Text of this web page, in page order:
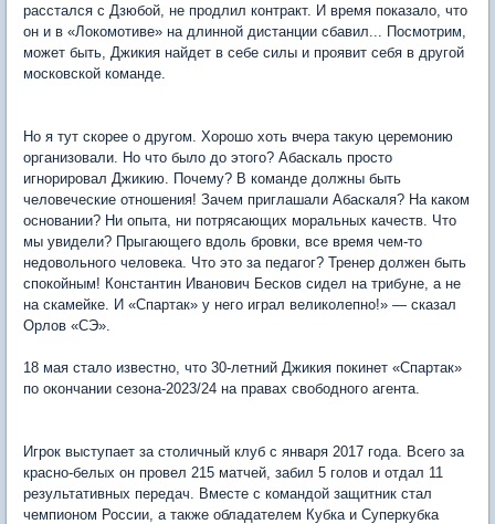
расстался с Дзюбой, не продлил контракт. И время показало, что
он и в «Локомотиве» на длинной дистанции сбавил... Посмотрим,
может быть, Джикия найдет в себе силы и проявит себя в другой
московской команде.
Но я тут скорее о другом. Хорошо хоть вчера такую церемонию
организовали. Но что было до этого? Абаскаль просто
игнорировал Джикию. Почему? В команде должны быть
человеческие отношения! Зачем приглашали Абаскаля? На каком
основании? Ни опыта, ни потрясающих моральных качеств. Что
мы увидели? Прыгающего вдоль бровки, все время чем-то
недовольного человека. Что это за педагог? Тренер должен быть
спокойным! Константин Иванович Бесков сидел на трибуне, а не
на скамейке. И «Спартак» у него играл великолепно!» — сказал
Орлов «СЭ».
18 мая стало известно, что 30-летний Джикия покинет «Спартак»
по окончании сезона-2023/24 на правах свободного агента.
Игрок выступает за столичный клуб с января 2017 года. Всего за
красно-белых он провел 215 матчей, забил 5 голов и отдал 11
результативных передач. Вместе с командой защитник стал
чемпионом России, а также обладателем Кубка и Суперкубка